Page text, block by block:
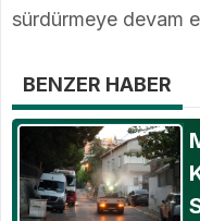
sürdürmeye devam
BENZER HABER